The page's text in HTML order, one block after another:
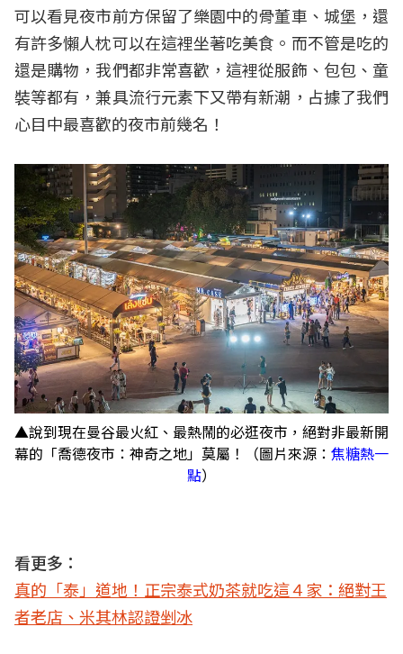
可以看見夜市前方保留了樂園中的骨董車、城堡，還
有許多懶人枕可以在這裡坐著吃美食。而不管是吃的
還是購物，我們都非常喜歡，這裡從服飾、包包、童
裝等都有，兼具流行元素下又帶有新潮，占據了我們
心目中最喜歡的夜市前幾名！
▲說到現在曼谷最火紅、最熱鬧的必逛夜市，絕對非最新開
幕的「喬德夜市：神奇之地」莫屬！（圖片來源： 焦糖熱一
點）
看更多：
真的「泰」道地！正宗泰式奶茶就吃這４家：絕對王
者老店、米其林認證剉冰